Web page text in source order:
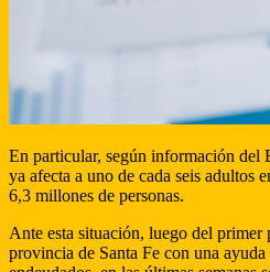
En particular, según información del
ya afecta a uno de cada seis adultos
6,3 millones de personas.
Ante esta situación, luego del primer
provincia de Santa Fe con una